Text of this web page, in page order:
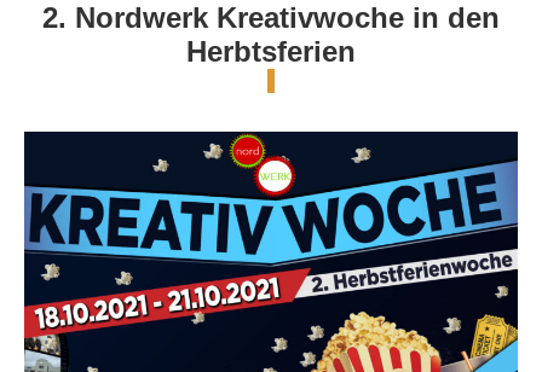
2. Nordwerk Kreativwoche in den
Herbtsferien